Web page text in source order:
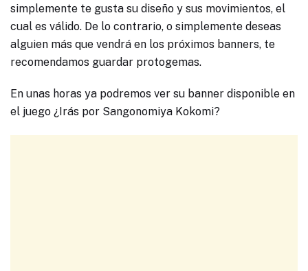
simplemente te gusta su diseño y sus movimientos, el
cual es válido. De lo contrario, o simplemente deseas
alguien más que vendrá en los próximos banners, te
recomendamos guardar protogemas.
En unas horas ya podremos ver su banner disponible en
el juego ¿Irás por Sangonomiya Kokomi?